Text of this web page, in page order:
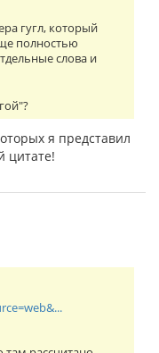
гугл, который
полностью
слова и
я представил
цитате!